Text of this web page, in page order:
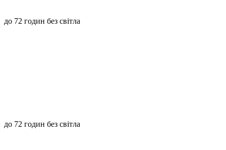
до 72 годин без світла
до 72 годин без світла